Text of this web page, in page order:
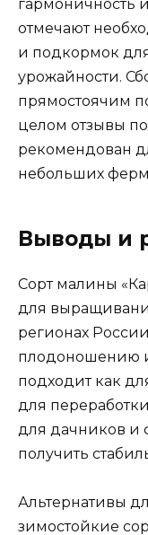
гармоничность
отмечают
и подкормок
урожайности.
прямостоячим
целом отзывы
рекомендован
небольших
Выводы и
Сорт малины
для
регионах
плодоношению
подходит как
для
для дачников
получить
Альтернативы
зимостойкие